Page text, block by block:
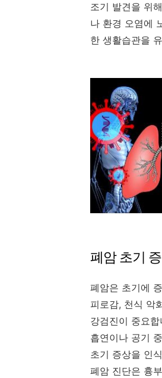
조기 발견을 위
나 환경 오염에
한 생활습관을
폐암 초기
폐암은 초기에
피로감, 천식 악
강검진이 중요합
흡연이나 공기
초기 증상을 인
폐암 진단은 흉